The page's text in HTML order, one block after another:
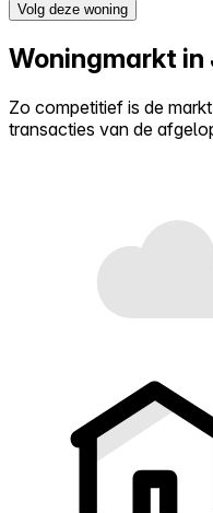
Volg deze woning
Woningmarkt in
Zo competitief is de
transacties van de